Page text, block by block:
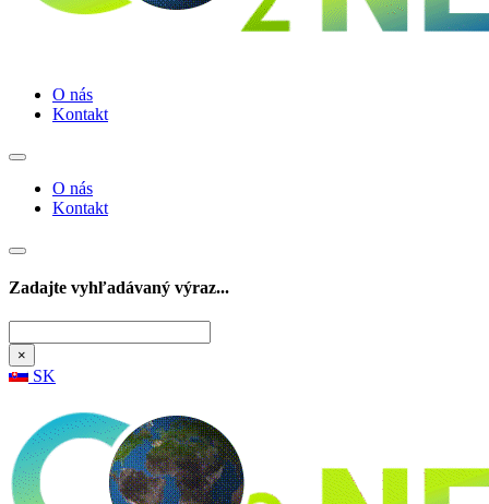
O nás
Kontakt
O nás
Kontakt
Zadajte vyhľadávaný výraz...
×
SK